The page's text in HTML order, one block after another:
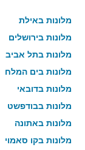
מלונות באילת
מלונות בירושלים
מלונות בתל אביב
מלונות בים המלח
מלונות בדובאי
מלונות בבודפשט
מלונות באתונה
מלונות בקו סאמוי